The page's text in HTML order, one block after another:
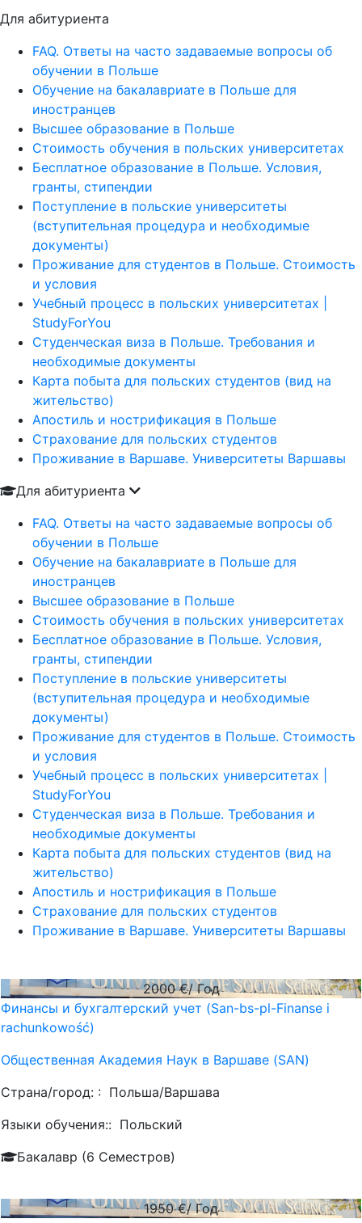
Для абитуриента
FAQ. Ответы на часто задаваемые вопросы об
обучении в Польше
Обучение на бакалавриате в Польше для
иностранцев
Высшее образование в Польше
Стоимость обучения в польских университетах
Бесплатное образование в Польше. Условия,
гранты, стипендии
Поступление в польские университеты
(вступительная процедура и необходимые
документы)
Проживание для студентов в Польше. Стоимость
и условия
Учебный процесс в польских университетах |
StudyForYou
Студенческая виза в Польше. Требования и
необходимые документы
Карта побыта для польских студентов (вид на
жительство)
Апостиль и нострификация в Польше
Страхование для польских студентов
Проживание в Варшаве. Университеты Варшавы
Для абитуриента
FAQ. Ответы на часто задаваемые вопросы об
обучении в Польше
Обучение на бакалавриате в Польше для
иностранцев
Высшее образование в Польше
Стоимость обучения в польских университетах
Бесплатное образование в Польше. Условия,
гранты, стипендии
Поступление в польские университеты
(вступительная процедура и необходимые
документы)
Проживание для студентов в Польше. Стоимость
и условия
Учебный процесс в польских университетах |
StudyForYou
Студенческая виза в Польше. Требования и
необходимые документы
Карта побыта для польских студентов (вид на
жительство)
Апостиль и нострификация в Польше
Страхование для польских студентов
Проживание в Варшаве. Университеты Варшавы
2000€/ Год
Финансы и бухгалтерский учет (San-bs-pl-Finanse i
rachunkowość)
Общественная Академия Наук в Варшаве (SAN)
Страна/город: : Польша/Варшава
Языки обучения:: Польский
Бакалавр (6 Семестров)
1950€/ Год